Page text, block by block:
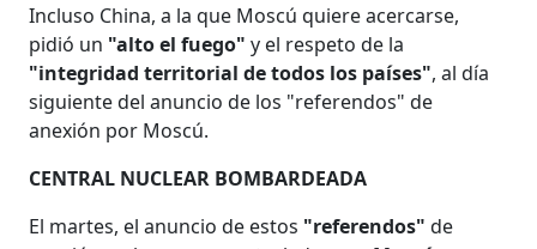
Incluso China, a la que Moscú quiere acercarse,
pidió un "alto el fuego"y el respeto de la
"integridad territorial de todos los países", al día
siguiente del anuncio de los "referendos" de
anexión por Moscú.
CENTRAL NUCLEAR BOMBARDEADA
El martes, el anuncio de estos "referendos"de